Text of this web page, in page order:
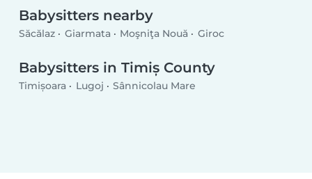
Babysitters nearby
Săcălaz Giarmata Moşniţa Nouă Giroc
Babysitters in Timiș County
Timișoara Lugoj Sânnicolau Mare